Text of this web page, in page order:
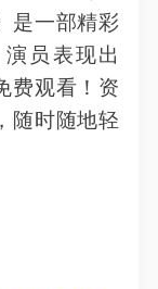
是一部精彩
员表现出
费观看！资
随时随地轻